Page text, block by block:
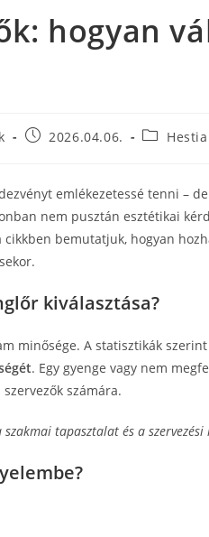
hogyan
2026.04.06.
emlékezetessé tenni –
nem pusztán esztétikai
bemutatjuk, hogyan
kiválasztása?
minősége. A statisztikák
. Egy gyenge vagy nem
számára.
tapasztalat és a